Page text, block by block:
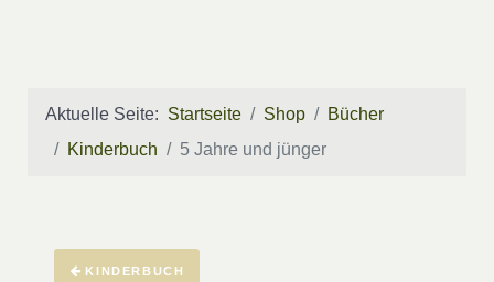
Aktuelle Seite: Startseite Shop
Bücher
Kinderbuch
5 Jahre und jünger
KINDERBUCH